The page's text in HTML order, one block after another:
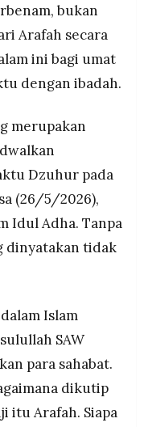
bukan
Arafah secara
ini bagi umat
dengan ibadah.
merupakan
Dzuhur pada
(26/5/2026),
Idul Adha. Tanpa
dinyatakan tidak
Islam
SAW
para sahabat.
dikutip
itu Arafah. Siapa